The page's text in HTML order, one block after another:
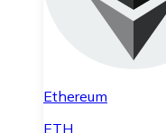
Ethereum
ETH